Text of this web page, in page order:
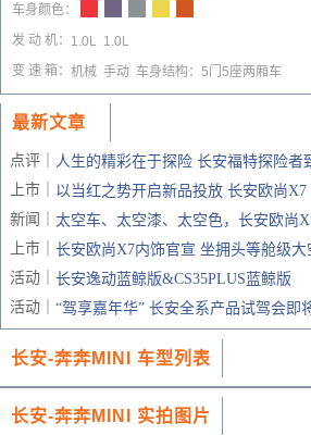
车身颜色：
发 动 机： 1.0L
1.0L
变 速 箱： 机械 手动 车身结构： 5门5座两厢车
最新文章
点评｜ 人生的精彩在于探险 长安福特探险者
上市｜ 以当红之势开启新品投放 长安欧尚X7
新闻｜ 太空车、太空漆、太空色，长安欧尚
上市｜ 长安欧尚X7内饰官宣 坐拥头等舱级大
活动｜ 长安逸动蓝鲸版&CS35PLUS蓝鲸版
活动｜ “驾享嘉年华” 长安全系产品试驾会即
长安-奔奔MINI 车型列表
长安-奔奔MINI 实拍图片